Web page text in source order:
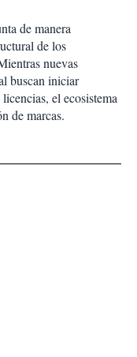
de manera
de los
nuevas
buscan iniciar
el ecosistema
de marcas.